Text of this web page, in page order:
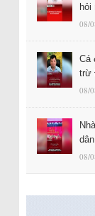
hỏi
08/
Cá
trừ
08/
08/